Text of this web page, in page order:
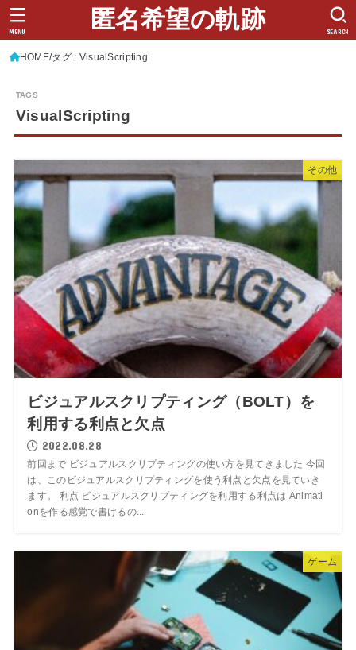
匿名希望の軌跡 SEARCH
MENU
HOME タグ : VisualScripting
VisualScripting
その他
ビジュアルスクリプティング（BOLT）を
利用する利点と欠点
2022.08.28
前回まで ビジュアルスクリプティングの使い方を見てきました 今回
は、このビジュアルスクリプティングを使う利点と欠点を見ていき
ます。 利点 ビジュアルスクリプティングを利用する利点は Animati
onを作る感覚で書けるの...
ゲーム